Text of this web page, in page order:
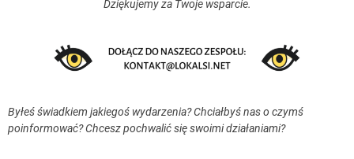
Dziękujemy za Twoje wsparcie.
Byłeś świadkiem jakiegoś wydarzenia? Chciałbyś nas o czymś
poinformować? Chcesz pochwalić się swoimi działaniami?